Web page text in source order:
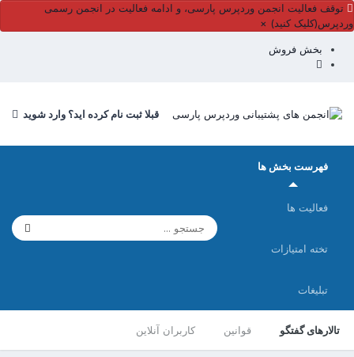
توقف فعالیت انجمن وردپرس پارسی، و ادامه فعالیت در انجمن رسمی
وردپرس(کلیک کنید) ×
بخش فروش
قبلا ثبت نام کرده اید؟ وارد شوید
فهرست بخش ها
تالارهای گفتگو قوانین کاربران آنلاین
فعالیت ها
تخته امتیازات
تبلیغات